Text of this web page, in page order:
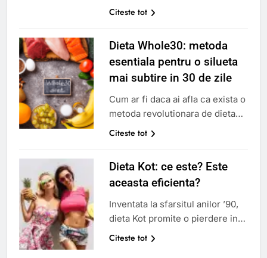
cautare de solutii pentru a
alimentatia. Cum ar fi insa daca
ti-am zice ca poti arde 500 de
calorii pe zi fara sa trebuiasca sa
mananci mai putin? Fara
restrictii in ceea ce priveste
caloriile, fara diete…
Citeste tot
Dieta Whole30: metoda
esentiala pentru o silueta
mai subtire in 30 de zile
Cum ar fi daca ai afla ca exista o
metoda revolutionara de dieta
care nu numai ca iti permite sa
mananci sanatos in doar 30 de
zile? Dieta Whole30 atrage din
ce in ce mai multi adepti datorita
promisiunii sale de
Citeste tot
Dieta Kot: ce este? Este
aceasta eficienta?
Inventata la sfarsitul anilor ’90,
dieta Kot promite o pierdere in
greutate rapida, eficienta si
Citeste tot